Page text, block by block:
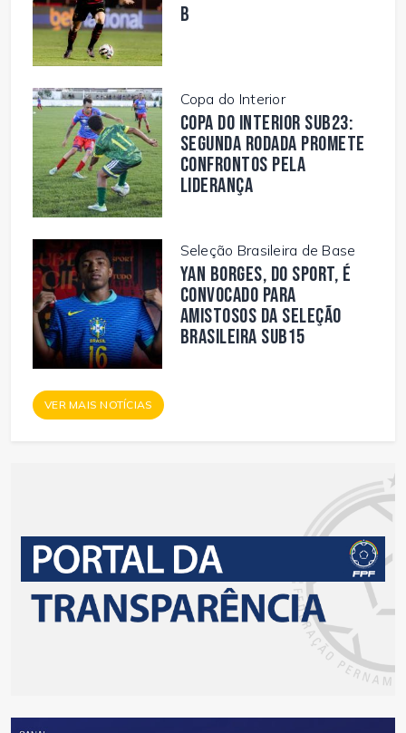
B
Copa do Interior
Copa do Interior Sub23:
segunda rodada promete
confrontos pela
liderança
Seleção Brasileira de Base
Yan Borges, do Sport, é
convocado para
amistosos da Seleção
Brasileira Sub15
VER MAIS NOTÍCIAS